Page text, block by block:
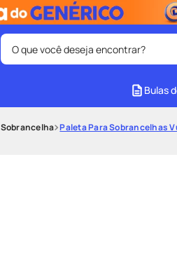
O que você deseja encontrar?
3º protetor solar facial
Bulas
Sobrancelha Paleta Para Sobrancelhas